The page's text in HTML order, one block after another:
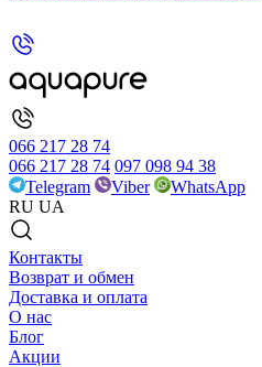
066 217 28 74
066 217 28 74 097 098 94 38
Telegram
Viber
WhatsApp
RU UA
Контакты
Возврат и обмен
Доставка и оплата
О нас
Блог
Акции